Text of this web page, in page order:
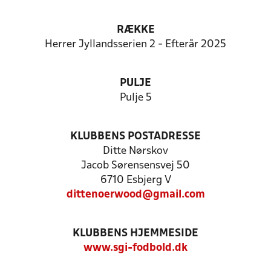
RÆKKE
Herrer Jyllandsserien 2 - Efterår 2025
PULJE
Pulje 5
KLUBBENS POSTADRESSE
Ditte Nørskov
Jacob Sørensensvej 50
6710 Esbjerg V
dittenoerwood@gmail.com
KLUBBENS HJEMMESIDE
www.sgi-fodbold.dk